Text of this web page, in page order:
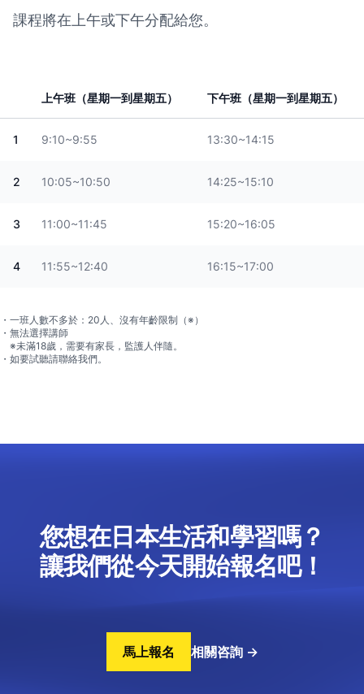
課程將在上午或下午分配給您。
上午班（星期一到星期五） 下午班（星期一到星期五）
1 9:10~9:55 13:30~14:15
2 10:05~10:50 14:25~15:10
3 11:00~11:45 15:20~16:05
4 11:55~12:40 16:15~17:00
・一班人數不多於：20人、沒有年齡限制（※）
・無法選擇講師
※未滿18歲，需要有家長，監護人伴隨。
・如要試聽請聯絡我們。
您想在日本生活和學習嗎？
讓我們從今天開始報名吧！
馬上報名 相關咨詢 →